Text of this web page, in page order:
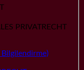
PRIVATRECHT